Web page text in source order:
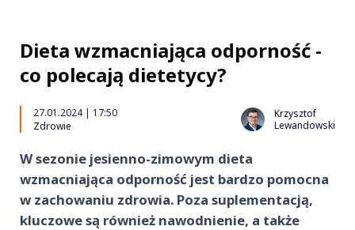
Dieta wzmacniająca odporność -
co polecają dietetycy?
27.01.2024 | 17:50
Zdrowie
Krzysztof
Lewandowski
W sezonie jesienno-zimowym dieta
wzmacniająca odporność jest bardzo pomocna
w zachowaniu zdrowia. Poza suplementacją,
kluczowe są również nawodnienie, a także